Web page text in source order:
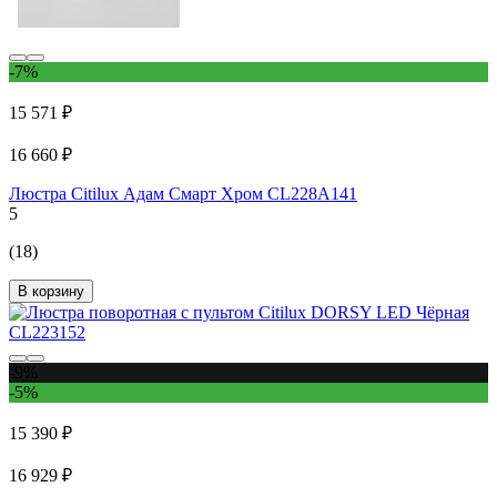
-7%
15 571 ₽
16 660 ₽
Люстра Citilux Адам Смарт Хром CL228A141
5
(18)
В корзину
-5%
15 390 ₽
16 929 ₽